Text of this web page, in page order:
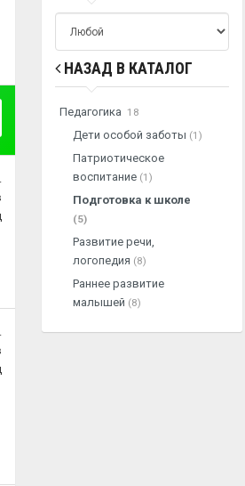
НАЗАД В КАТАЛОГ
Педагогика 18
Дети особой заботы (1)
Патриотическое
воспитание (1)
Подготовка к школе
(5)
Развитие речи,
логопедия (8)
Раннее развитие
малышей (8)